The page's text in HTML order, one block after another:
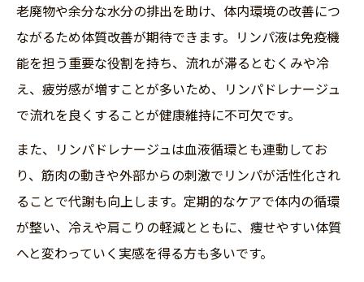
老廃物や余分な水分の排出を助け、体内環境の改善につ
ながるため体質改善が期待できます。リンパ液は免疫機
能を担う重要な役割を持ち、流れが滞るとむくみや冷
え、疲労感が増すことが多いため、リンパドレナージュ
で流れを良くすることが健康維持に不可欠です。
また、リンパドレナージュは血液循環とも連動してお
り、筋肉の動きや外部からの刺激でリンパが活性化され
ることで代謝も向上します。定期的なケアで体内の循環
が整い、冷えや肩こりの軽減とともに、痩せやすい体質
へと変わっていく実感を得る方も多いです。